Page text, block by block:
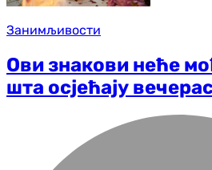
Занимљивости
Ови знакови неће
шта осјећају